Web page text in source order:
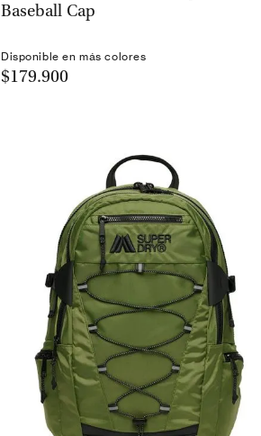
Baseball Cap
Disponible en más colores
$179.900